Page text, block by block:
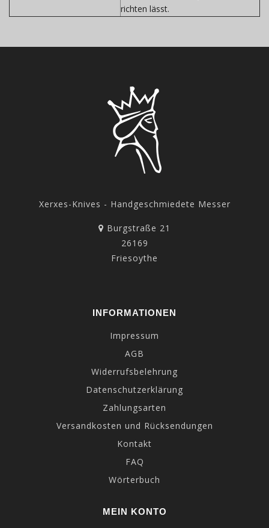
richten lässt.
Xerxes-Knives - Handgeschmiedete Messer
Burgstraße 21
26169
Friesoythe
INFORMATIONEN
Impressum
AGB
Widerrufsbelehrung
Datenschutzerklärung
Zahlungsarten
Versandkosten und Rücksendungen
Kontakt
FAQ
Wörterbuch
MEIN KONTO